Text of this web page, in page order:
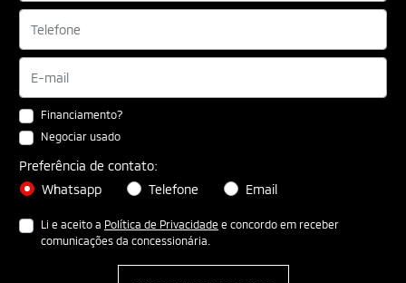
Financiamento?
Negociar usado
Preferência de contato:
Whatsapp
Telefone Email
Li e aceito a Política de Privacidade e concordo em receber
comunicações da concessionária.